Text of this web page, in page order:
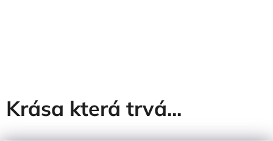
Krása která trvá...